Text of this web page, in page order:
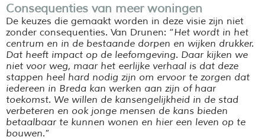
Consequenties van meer woningen
De keuzes die gemaakt worden in deze visie zijn niet
zonder consequenties. Van Drunen: “Het wordt in het
centrum en in de bestaande dorpen en wijken drukker.
Dat heeft impact op de leefomgeving. Daar kijken we
niet voor weg, maar het eerlijke verhaal is dat deze
stappen heel hard nodig zijn om ervoor te zorgen dat
iedereen in Breda kan werken aan zijn of haar
toekomst. We willen de kansengelijkheid in de stad
verbeteren en ook jonge mensen de kans bieden
betaalbaar te kunnen wonen en hier een leven op te
bouwen.”